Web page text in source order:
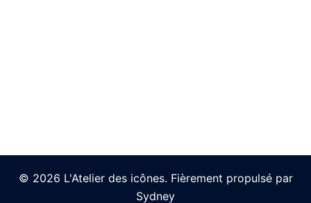
© 2026 L'Atelier des icônes. Fièrement propulsé par
Sydney